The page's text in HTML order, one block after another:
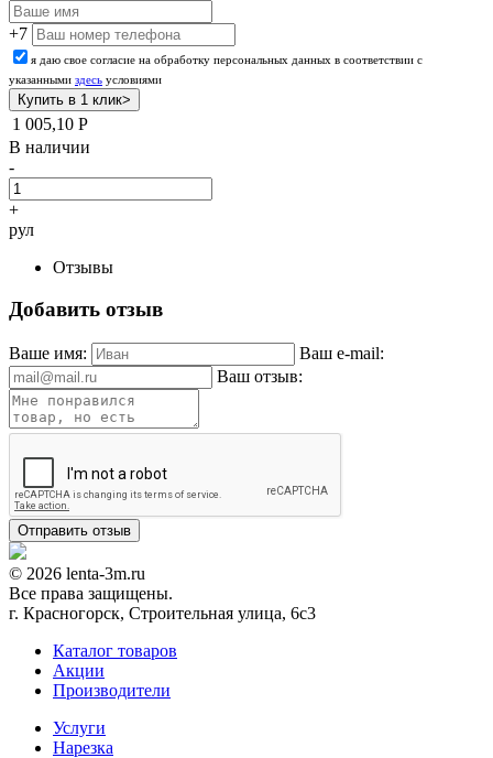
+7
я даю свое согласие на обработку персональных данных в соответствии с
указанными здесь условиями
1 005,10 Р
В наличии
-
+
рул
Отзывы
Добавить отзыв
Ваше имя:
Ваш e-mail:
Ваш отзыв:
© 2026 lenta-3m.ru
Все права защищены.
г. Красногорск, Строительная улица, 6с3
Каталог товаров
Акции
Производители
Услуги
Нарезка